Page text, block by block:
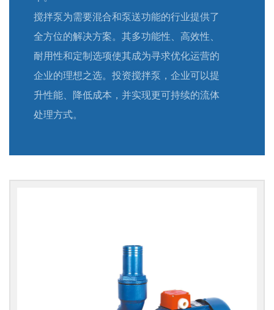
搅拌泵为需要混合和泵送功能的行业提供了
全方位的解决方案。其多功能性、高效性、
耐用性和定制选项使其成为寻求优化运营的
企业的理想之选。投资搅拌泵，企业可以提
升性能、降低成本，并实现更可持续的流体
处理方式。